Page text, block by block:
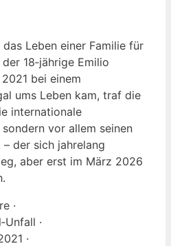
Leben einer Familie für
18‑jährige Emilio
bei einem
ums Leben kam, traf die
internationale
vor allem seinen
der sich jahrelang
aber erst im März 2026
·
·
·